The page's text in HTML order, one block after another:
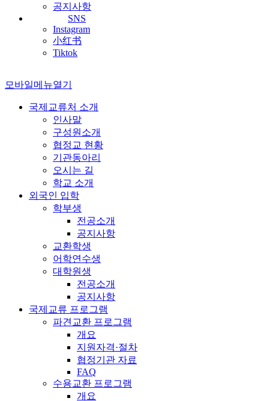
공지사항
SNS
Instagram
小红书
Tiktok
모바일메뉴열기
국제교류처 소개
인사말
구성원소개
협정교 현황
기관동아리
오시는 길
학교 소개
외국인 입학
학부생
전공소개
공지사항
교환학생
어학연수생
대학원생
전공소개
공지사항
국제교류 프로그램
파견교환 프로그램
개요
지원자격·절차
협정기관 자료
FAQ
수용교환 프로그램
개요